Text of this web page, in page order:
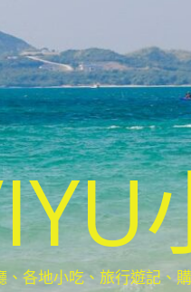
、各地小吃、旅行遊記